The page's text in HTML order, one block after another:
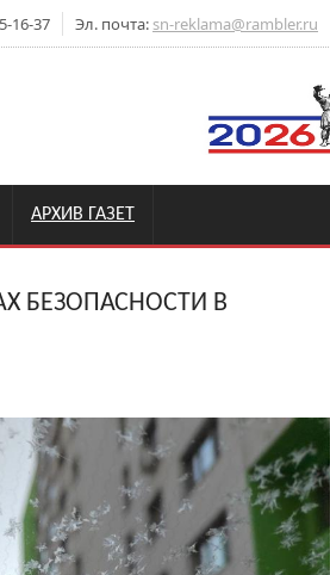
16-37 Эл. почта: sn-reklama@rambler.ru
АРХИВ ГАЗЕТ
БЕЗОПАСНОСТИ В